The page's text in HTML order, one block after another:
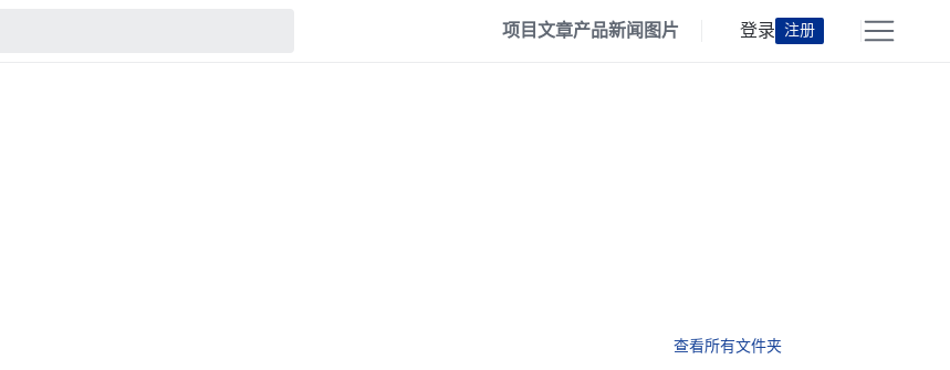
项目文章产品新闻 图片 登录 注册
查看所有文件夹